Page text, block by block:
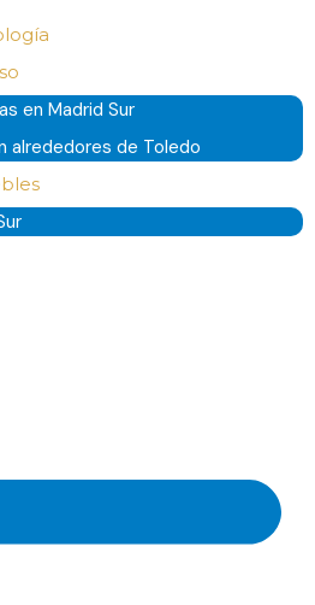
en Madrid Sur
alrededores de Toledo